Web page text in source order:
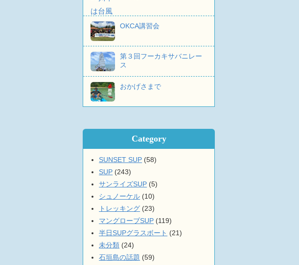
OKCA講習会
第３回フーカキサバニレー
ス
おかげさまで
Category
SUNSET SUP (58)
SUP (243)
サンライズSUP (5)
シュノーケル (10)
トレッキング (23)
マングローブSUP (119)
半日SUPグラスボート (21)
未分類 (24)
石垣島の話題 (59)